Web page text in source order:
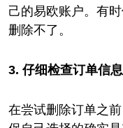
己的易欧账户。有
删除不了。
3. 仔细检查订单信息
在尝试删除订单之